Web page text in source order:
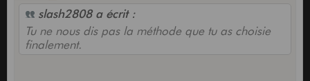
slash2808 a écrit :
Tu ne nous dis pas la méthode que tu as choisie
finalement.